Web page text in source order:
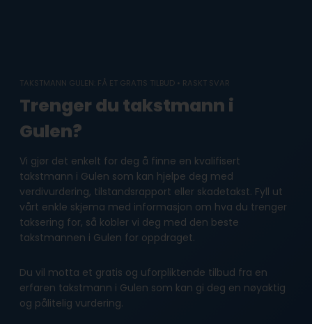
TAKSTMANN GULEN: FÅ ET GRATIS TILBUD • RASKT SVAR
Trenger du takstmann i
Gulen?
Vi gjør det enkelt for deg å finne en kvalifisert
takstmann i Gulen som kan hjelpe deg med
verdivurdering, tilstandsrapport eller skadetakst. Fyll ut
vårt enkle skjema med informasjon om hva du trenger
taksering for, så kobler vi deg med den beste
takstmannen i Gulen for oppdraget.
Du vil motta et gratis og uforpliktende tilbud fra en
erfaren takstmann i Gulen som kan gi deg en nøyaktig
og pålitelig vurdering.